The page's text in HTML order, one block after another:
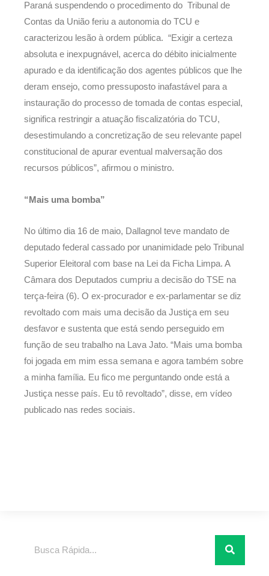
Paraná suspendendo o procedimento do Tribunal de
Contas da União feriu a autonomia do TCU e
caracterizou lesão à ordem pública. “Exigir a certeza
absoluta e inexpugnável, acerca do débito inicialmente
apurado e da identificação dos agentes públicos que lhe
deram ensejo, como pressuposto inafastável para a
instauração do processo de tomada de contas especial,
significa restringir a atuação fiscalizatória do TCU,
desestimulando a concretização de seu relevante papel
constitucional de apurar eventual malversação dos
recursos públicos”, afirmou o ministro.
“Mais uma bomba”
No último dia 16 de maio, Dallagnol teve mandato de
deputado federal cassado por unanimidade pelo Tribunal
Superior Eleitoral com base na Lei da Ficha Limpa. A
Câmara dos Deputados cumpriu a decisão do TSE na
terça-feira (6). O ex-procurador e ex-parlamentar se diz
revoltado com mais uma decisão da Justiça em seu
desfavor e sustenta que está sendo perseguido em
função de seu trabalho na Lava Jato. “Mais uma bomba
foi jogada em mim essa semana e agora também sobre
a minha família. Eu fico me perguntando onde está a
Justiça nesse país. Eu tô revoltado”, disse, em vídeo
publicado nas redes sociais.